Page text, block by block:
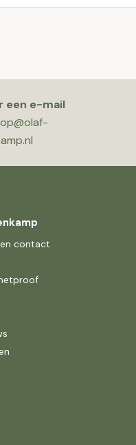
een e-mail
contact